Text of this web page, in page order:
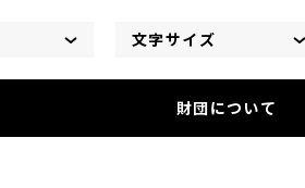
文字サイズ
財団について